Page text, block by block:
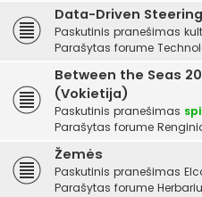
Data-Driven Steering
Paskutinis pranešimas
Parašytas forume
Between the Seas
(Vokietija)
Paskutinis pranešimas
Parašytas forume
Žemės
Paskutinis pranešimas
Parašytas forume